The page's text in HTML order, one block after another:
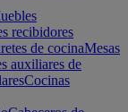
recibidores
de cocinaMesas
auxiliares de
Cocinas